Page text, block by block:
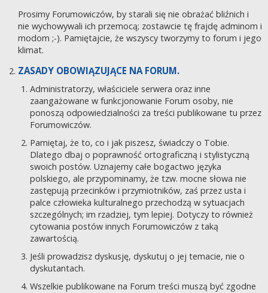
Prosimy Forumowiczów, by starali się nie obrażać bliźnich i
nie wychowywali ich przemocą; zostawcie tę frajdę adminom i
modom ;-). Pamiętajcie, że wszyscy tworzymy to forum i jego
klimat.
ZASADY OBOWIĄZUJĄCE NA FORUM.
Administratorzy, właściciele serwera oraz inne
zaangażowane w funkcjonowanie Forum osoby, nie
ponoszą odpowiedzialności za treści publikowane tu przez
Forumowiczów.
Pamiętaj, że to, co i jak piszesz, świadczy o Tobie.
Dlatego dbaj o poprawność ortograficzną i stylistyczną
swoich postów. Uznajemy całe bogactwo języka
polskiego, ale przypominamy, że tzw. mocne słowa nie
zastępują przecinków i przymiotników, zaś przez usta i
palce człowieka kulturalnego przechodzą w sytuacjach
szczególnych; im rzadziej, tym lepiej. Dotyczy to również
cytowania postów innych Forumowiczów z taką
zawartością.
Jeśli prowadzisz dyskusję, dyskutuj o jej temacie, nie o
dyskutantach.
Wszelkie publikowane na Forum treści muszą być zgodne